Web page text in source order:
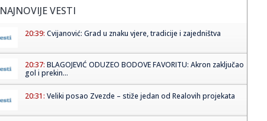
NAJNOVIJE VESTI
20:39: Cvijanović: Grad u znaku vjere, tradicije i zajedništva
20:37: BLAGOJEVIĆ ODUZEO BODOVE FAVORITU: Akron zaključao
gol i prekin...
20:31: Veliki posao Zvezde – stiže jedan od Realovih projekata